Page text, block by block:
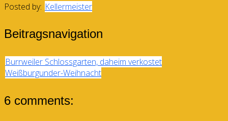
Posted by: Kellermeister
Beitragsnavigation
Burrweiler Schlossgarten, daheim verkostet
Weißburgunder-Weihnacht
6 comments: